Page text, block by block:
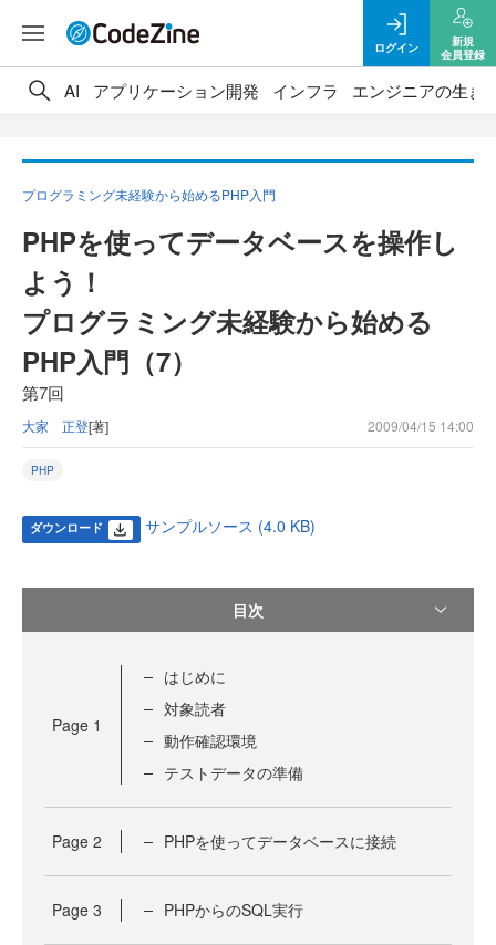
ログイン
新規
会員登録
AI アプリケーション開発 インフラ エンジニアの生き
プログラミング未経験から始めるPHP入門
PHPを使ってデータベースを操作し
よう！
プログラミング未経験から始める
PHP入門（7）
第7回
大家 正登[著] 2009/04/15 14:00
PHP
ダウンロード サンプルソース (4.0 KB)
目次
Page 1
はじめに
対象読者
動作確認環境
テストデータの準備
Page 2 PHPを使ってデータベースに接続
Page 3 PHPからのSQL実行